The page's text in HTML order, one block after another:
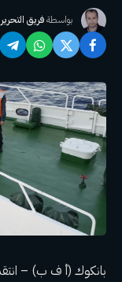
بواسطةفريق التحرير
بانكوك (أ ف ب) –